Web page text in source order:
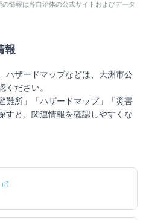
情報は各自治体の公式サイトおよびデータ
報
ハザードマップなどは、 大洲市公
ください。
難所」「ハザードマップ」「災害
すと、関連情報を確認しやすくな